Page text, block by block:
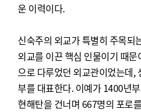
운 이력이다.
신숙주의 외교가 특별히 주목
외교를 이끈 핵심 인물이기 때
으로 다루었던 외교관이었는데,
부를 대표한다. 이예가 1400년
현해탄을 건너며 667명의 포로